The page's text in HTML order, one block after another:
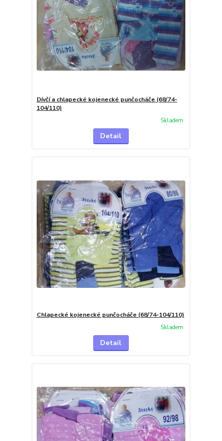
Dívčí a chlapecké kojenecké punčocháče (68/74-
104/110)
Skladem
Detail
Chlapecké kojenecké punčocháče (68/74-104/110)
Skladem
Detail